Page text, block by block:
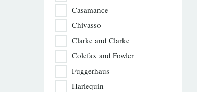
Casamance
Chivasso
Clarke and Clarke
Colefax and Fowler
Fuggerhaus
Harlequin